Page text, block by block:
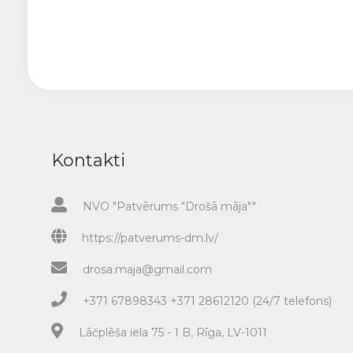
Kontakti
NVO "Patvērums "Drošā māja""
https://patverums-dm.lv/
drosa.maja@gmail.com
+371 67898343 +371 28612120 (24/7 telefons)
Lāčplēša iela 75 - 1 B, Rīga, LV-1011